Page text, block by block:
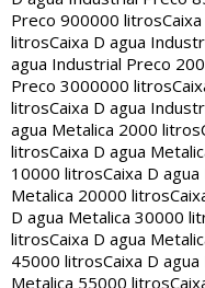
Preco 900000 litros
litrosCaixa D agua
agua Industrial Preco
Preco 3000000 litros
litrosCaixa D agua
agua Metalica 2000 litros
litrosCaixa D agua
10000 litrosCaixa D
Metalica 20000 litros
D agua Metalica 30000
litrosCaixa D agua
45000 litrosCaixa D
Metalica 55000 litros